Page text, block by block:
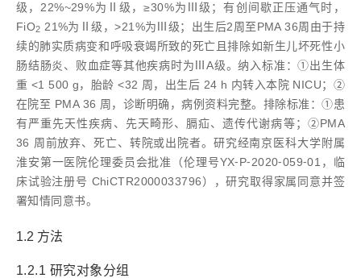
级，22%~29%为Ⅱ级，≥30%为Ⅲ级；有创间歇正压通气时，
FiO2 21%为Ⅱ级，>21%为Ⅲ级；出生后2周至PMA 36周由于持
续的肺实质病变和呼吸衰竭所致的死亡且排除如新生儿坏死性小
肠结肠炎、败血症等其他疾病时为ⅢA级。纳入标准：①出生体
重 <1 500 g，胎龄 <32 周，出生后 24 h 内转入本院 NICU；②
在院至 PMA 36 周，诊断明确，病例资料完整。排除标准：①患
有严重先天性疾病、先天畸形、膈疝、遗传代谢病等；②PMA
36 周前放弃、死亡、转院或出院者。研究经南京医科大学附属
淮安第一医院伦理委员会批准（伦理号YX⁃P⁃2020⁃059⁃01，临
床试验注册号 ChiCTR2000033796），研究取得家属同意并签
署知情同意书。
1.2 方法
1.2.1 研究对象分组